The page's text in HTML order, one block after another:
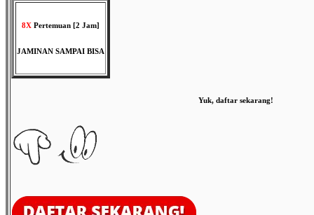
8X Pertemuan [2 Jam]
JAMINAN SAMPAI BISA
Yuk, daftar sekarang!